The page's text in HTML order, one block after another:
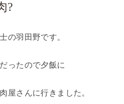
?
の羽田野です。
ったので夕飯に
屋さんに行きました。